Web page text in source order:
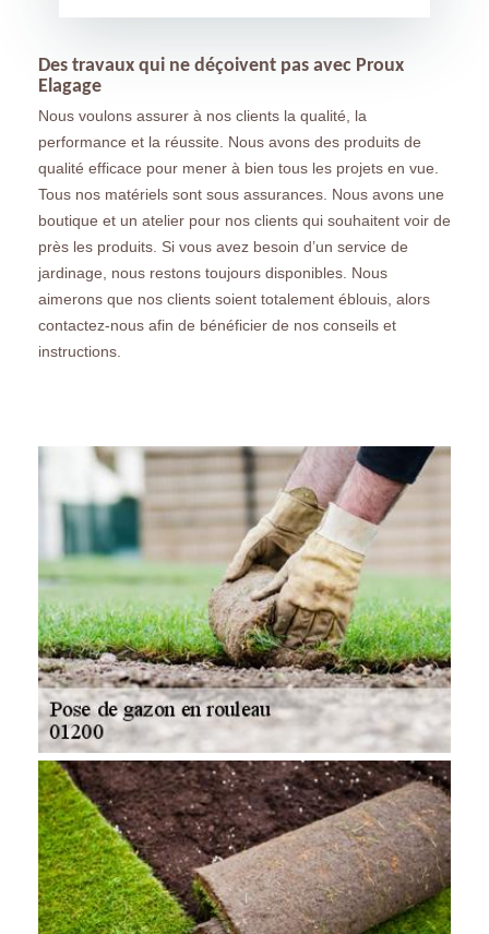
Des travaux qui ne déçoivent pas avec Proux
Elagage
Nous voulons assurer à nos clients la qualité, la
performance et la réussite. Nous avons des produits de
qualité efficace pour mener à bien tous les projets en vue.
Tous nos matériels sont sous assurances. Nous avons une
boutique et un atelier pour nos clients qui souhaitent voir de
près les produits. Si vous avez besoin d’un service de
jardinage, nous restons toujours disponibles. Nous
aimerons que nos clients soient totalement éblouis, alors
contactez-nous afin de bénéficier de nos conseils et
instructions.